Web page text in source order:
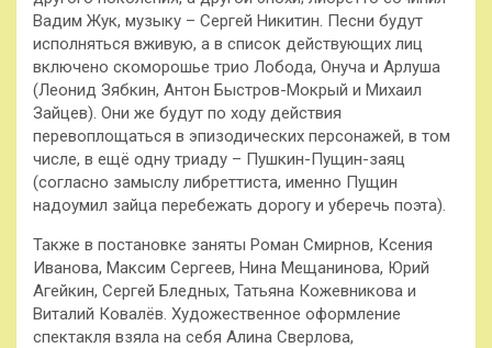
Вадим Жук, музыку – Сергей Никитин. Песни будут
исполняться вживую, а в список действующих лиц
включено скоморошье трио Лобода, Онуча и Арлуша
(Леонид Зябкин, Антон Быстров-Мокрый и Михаил
Зайцев). Они же будут по ходу действия
перевоплощаться в эпизодических персонажей, в том
числе, в ещё одну триаду – Пушкин-Пущин-заяц
(согласно замыслу либреттиста, именно Пущин
надоумил зайца перебежать дорогу и уберечь поэта).
Также в постановке заняты Роман Смирнов, Ксения
Иванова, Максим Сергеев, Нина Мещанинова, Юрий
Агейкин, Сергей Бледных, Татьяна Кожевникова и
Виталий Ковалёв. Художественное оформление
спектакля взяла на себя Алина Сверлова,